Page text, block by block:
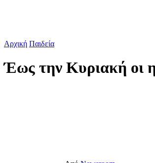
Αρχική Παιδεία
Έως την Κυριακή οι